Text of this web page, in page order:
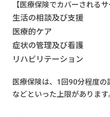
【医療保険でカバーされるサ
生活の相談及び支援
医療的ケア
症状の管理及び看護
リハビリテーション
医療保険は、1回90分程度
などといった上限があります